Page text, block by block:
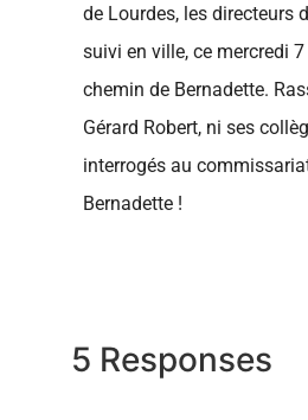
de Lourdes, les directeurs
suivi en ville, ce mercredi 7
chemin de Bernadette.
Gérard Robert, ni ses
interrogés au
Bernadette !
5 Responses